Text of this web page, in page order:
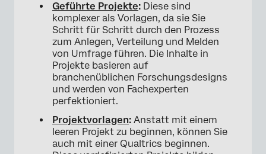
Geführte Projekte: Diese sind
komplexer als Vorlagen, da sie Sie
Schritt für Schritt durch den Prozess
zum Anlegen, Verteilung und Melden
von Umfrage führen. Die Inhalte in
Projekte basieren auf
branchenüblichen Forschungsdesigns
und werden von Fachexperten
perfektioniert.
Projektvorlagen: Anstatt mit einem
leeren Projekt zu beginnen, können Sie
auch mit einer Qualtrics beginnen.